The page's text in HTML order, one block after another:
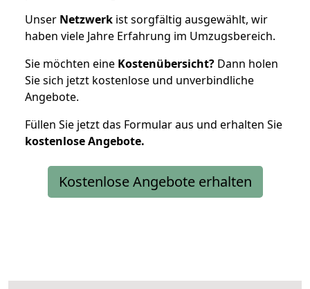
Unser Netzwerk ist sorgfältig ausgewählt, wir
haben viele Jahre Erfahrung im Umzugsbereich.
Sie möchten eine Kostenübersicht? Dann holen
Sie sich jetzt kostenlose und unverbindliche
Angebote.
Füllen Sie jetzt das Formular aus und erhalten Sie
kostenloseAngebote.
Kostenlose Angebote erhalten